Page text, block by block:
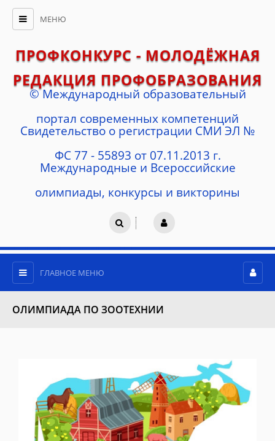
МЕНЮ
ПРОФКОНКУРС - МОЛОДЁЖНАЯ
РЕДАКЦИЯ ПРОФОБРАЗОВАНИЯ
© Международный образовательный
портал современных компетенций
Cвидетельство о регистрации СМИ ЭЛ №
ФС 77 - 55893 от 07.11.2013 г.
Международные и Всероссийские
олимпиады, конкурсы и викторины
ГЛАВНОЕ МЕНЮ
ОЛИМПИАДА ПО ЗООТЕХНИИ